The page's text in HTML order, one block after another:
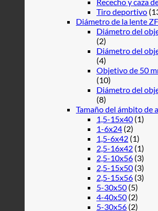
Tiro deportivo
Diámetro de la lente ZF
Diámetro del
(2)
Diámetro del
(4)
Objetivo de 50
(10)
Diámetro del
(8)
Tamaño del ámbito de
1,5-15x40 (1)
1-6x24 (2)
1,5-6x42 (1)
2,5-16x42 (1)
2,5-10x56 (3)
2,5-15x50 (3)
2,5-15x56 (3)
5-30x50 (5)
4-40x50 (2)
5-30x56 (2)